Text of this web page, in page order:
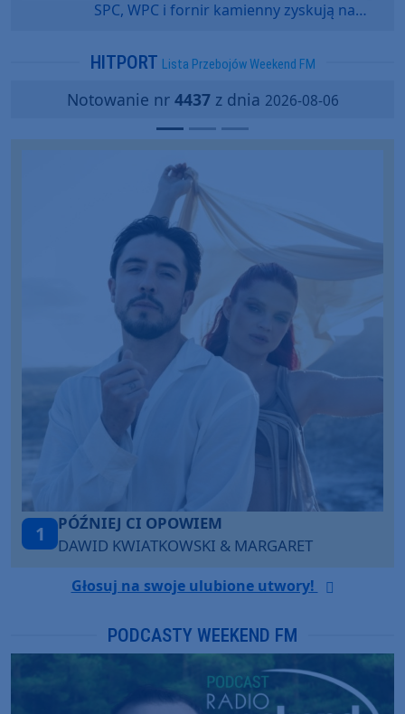
SPC, WPC i fornir kamienny zyskują na
HITPORT Lista Przebojów Weekend FM
Notowanie nr 4437z dnia 2026-08-06
2
MOVIN’ TO THE SUN
HUGEL, ULTRA NATE, IMAEL ANGEL
Głosuj na swoje ulubione utwory!
PODCASTY WEEKEND FM